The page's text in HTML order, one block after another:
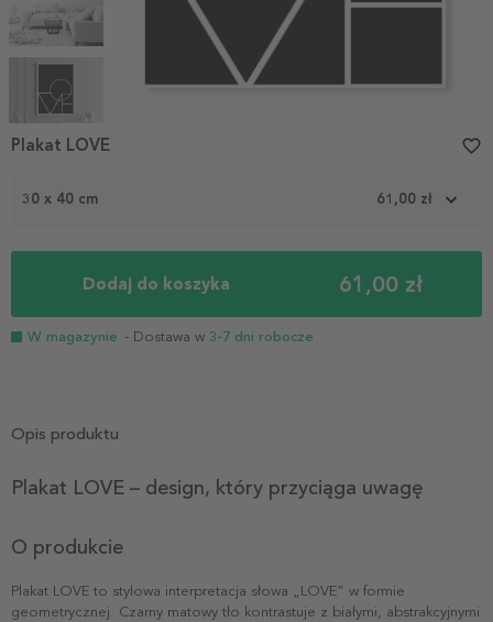
1
30 x 40 cm 61,00 zł
Dodaj do koszyka 61,00 zł
W magazynie - Dostawa w 3-7 dni robocze
Plakat LOVE favorite_border
Opis produktu
Plakat LOVE – design, który przyciąga uwagę
O produkcie
Plakat LOVE to stylowa interpretacja słowa „LOVE” w formie
geometrycznej. Czarny matowy tło kontrastuje z białymi, abstrakcyjnymi